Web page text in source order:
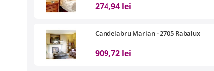
274,94 lei
Candelabru Marian - 2705 Rabalux
909,72 lei